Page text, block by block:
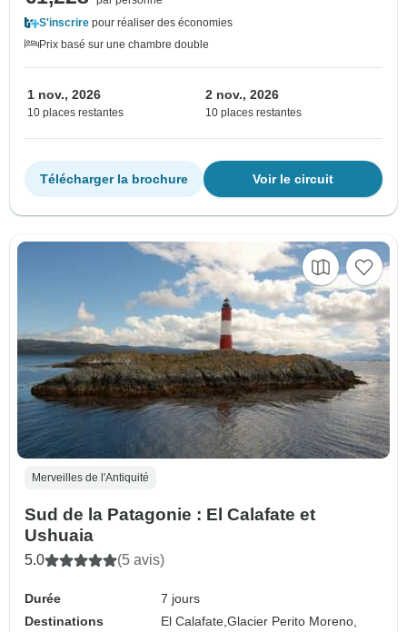
S'inscrire pour réaliser des économies
Prix basé sur une chambre double
1 nov., 2026
10 places restantes
2 nov., 2026
10 places restantes
Voir le circuit
Télécharger la brochure
Merveilles de l'Antiquité
Sud de la Patagonie : El Calafate et
Ushuaia
5.0 (5 avis)
Durée
7 jours
Destinations
El Calafate,Glacier Perito Moreno,